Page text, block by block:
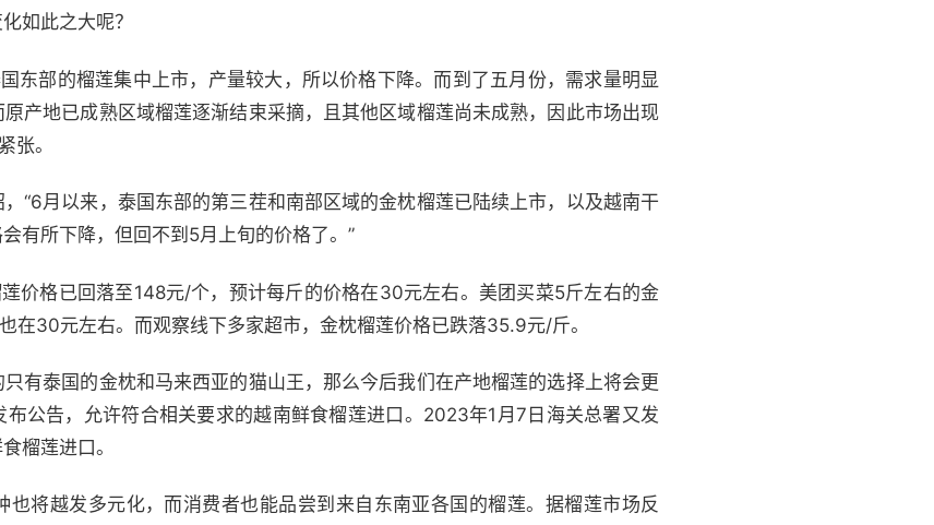
如此之大呢？
东部的榴莲集中上市，产量较大，所以价格下降。而到了五月份，需求量明显
产地已成熟区域榴莲逐渐结束采摘，且其他区域榴莲尚未成熟，因此市场出现
张。
“6月以来，泰国东部的第三茬和南部区域的金枕榴莲已陆续上市，以及越南干
有所下降，但回不到5月上旬的价格了。”
价格已回落至148元/个，预计每斤的价格在30元左右。美团买菜5斤左右的金
在30元左右。而观察线下多家超市，金枕榴莲价格已跌落35.9元/斤。
有泰国的金枕和马来西亚的猫山王，那么今后我们在产地榴莲的选择上将会更
公告，允许符合相关要求的越南鲜食榴莲进口。2023年1月7日海关总署又发
榴莲进口。
将越发多元化，而消费者也能品尝到来自东南亚各国的榴莲。据榴莲市场反